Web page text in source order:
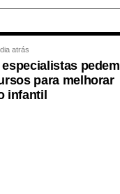
atrás
especialistas pedem
para melhorar
infantil